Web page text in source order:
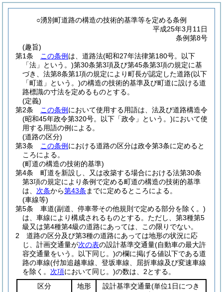
○湧別町道路の構造の技術的基準等を定める条例
平成25年3月11日
条例第8号
(趣旨)
第1条
この条例 は、道路法(昭和27年法律第180号。以下
「法」という。)第30条第3項及び第45条第3項の規定に基
づき、法第8条第1項の規定により町長が認定した道路(以下
「町道」という。)の構造の技術的基準及び町道に設ける道
路標識の寸法を定めるものとする。
(定義)
第2条
この条例 において使用する用語は、法及び道路構造令
(昭和45年政令第320号。以下「政令」という。)において使
用する用語の例による。
(道路の区分)
第3条
この条例 における道路の区分は政令第3条に定めると
ころによる。
(町道の構造の技術的基準)
第4条
町道を新設し、又は改築する場合における法第30条
第3項の規定により条例で定める町道の構造の技術的基準
は、 次条から第43条 までに定めるところによる。
(車線等)
第5条
車道(副道、停車帯その他規則で定める部分を除く。)
は、車線により構成されるものとする。 ただし、第3種第5
級又は第4種第4級の道路にあっては、この限りでない。
2
道路の区分及び第3種の道路にあっては地形の状況に応
じ、計画交通量が次の表の設計基準交通量(自動車の最大許
容交通量をいう。以下同じ。)の欄に掲げる値以下である道
路の車線(付加追越車線、登坂車線、屈折車線及び変速車線
を除く。 次項において同じ。)の数は、2とする。
区分
地形 設計基準交通量(単位1日につき